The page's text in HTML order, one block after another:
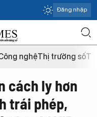
Đăng nhập
nghệThị trường số
cách ly hơn
trái phép,